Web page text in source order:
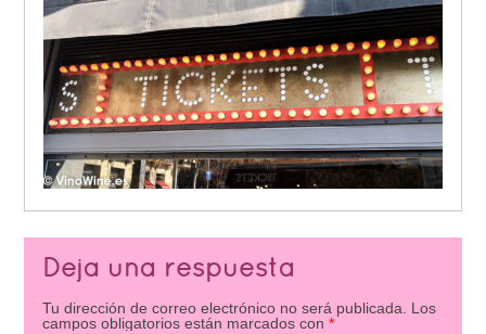
Deja una respuesta
Tu dirección de correo electrónico no será publicada.
Los
campos obligatorios están marcados con *